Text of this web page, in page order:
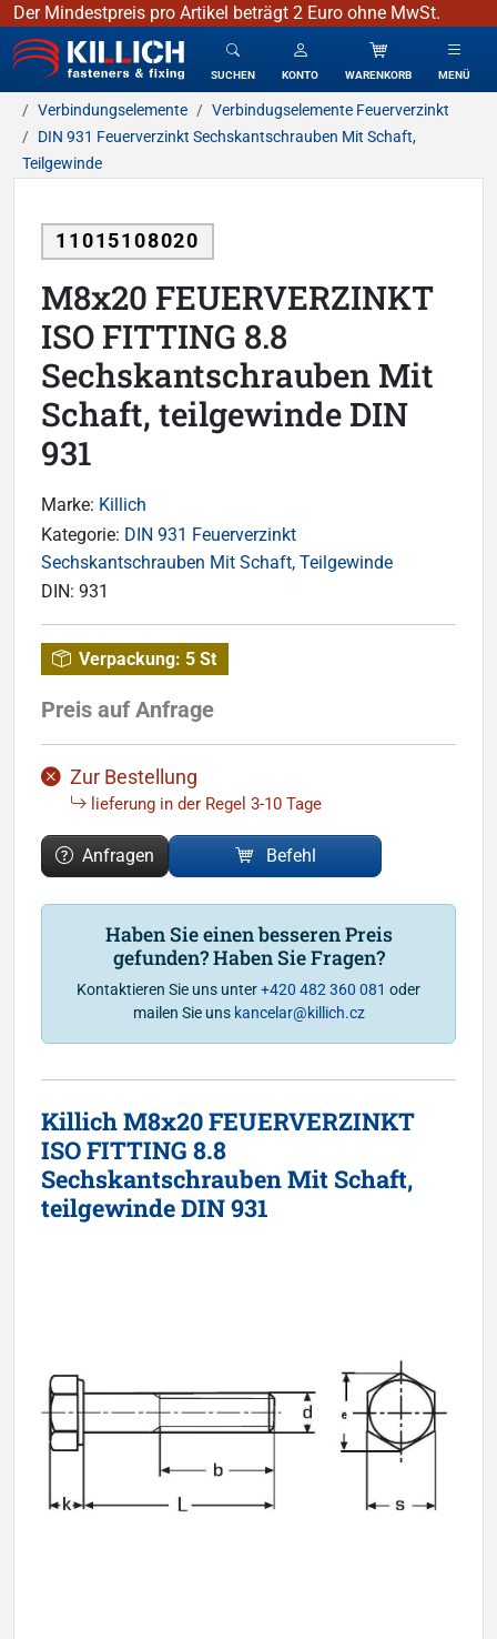
Der Mindestpreis pro Artikel beträgt 2 Euro ohne MwSt.
KILLICH - Verbindungselemente
SUCHEN KONTO WARENKORB MENÜ
Verbindungselemente
Verbindugselemente Feuerverzinkt
DIN 931 Feuerverzinkt Sechskantschrauben Mit Schaft,
Teilgewinde
11015108020
M8x20 FEUERVERZINKT
ISO FITTING 8.8
Sechskantschrauben Mit
Schaft, teilgewinde DIN
931
Marke: Killich
Kategorie: DIN 931 Feuerverzinkt
Sechskantschrauben Mit Schaft, Teilgewinde
DIN: 931
Verpackung: 5 St
Preis auf Anfrage
Zur Bestellung
lieferung in der Regel 3-10 Tage
Anfragen Befehl
Haben Sie einen besseren Preis
gefunden? Haben Sie Fragen?
Kontaktieren Sie uns unter+420 482 360 081 oder
mailen Sie uns kancelar@killich.cz
Killich M8x20 FEUERVERZINKT
ISO FITTING 8.8
Sechskantschrauben Mit Schaft,
teilgewinde DIN 931